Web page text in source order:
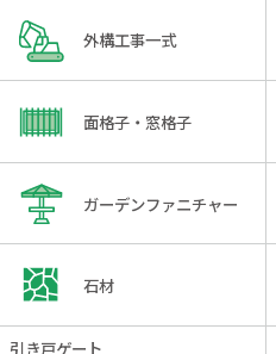
外構工事一式
面格子・窓格子
ガーデンファニチャー
石材
引き戸ゲート